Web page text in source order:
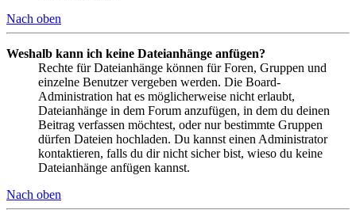
Nach oben
Weshalb kann ich keine Dateianhänge anfügen?
Rechte für Dateianhänge können für Foren, Gruppen und
einzelne Benutzer vergeben werden. Die Board-
Administration hat es möglicherweise nicht erlaubt,
Dateianhänge in dem Forum anzufügen, in dem du deinen
Beitrag verfassen möchtest, oder nur bestimmte Gruppen
dürfen Dateien hochladen. Du kannst einen Administrator
kontaktieren, falls du dir nicht sicher bist, wieso du keine
Dateianhänge anfügen kannst.
Nach oben